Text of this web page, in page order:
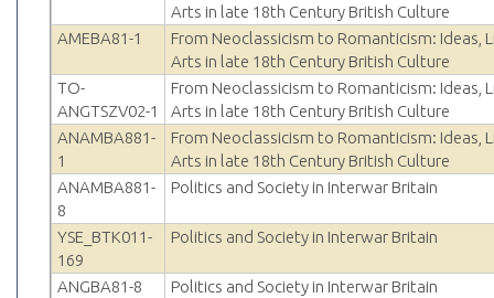
Arts in late 18th Century British Culture
AMEBA81-1
From Neoclassicism to Romanticism: Ideas,
Arts in late 18th Century British Culture
TO-
ANGTSZV02-1
From Neoclassicism to Romanticism: Ideas,
Arts in late 18th Century British Culture
ANAMBA881-
1
From Neoclassicism to Romanticism: Ideas,
Arts in late 18th Century British Culture
ANAMBA881-
8
Politics and Society in Interwar Britain
YSE_BTK011-
169
Politics and Society in Interwar Britain
ANGBA81-8 Politics and Society in Interwar Britain